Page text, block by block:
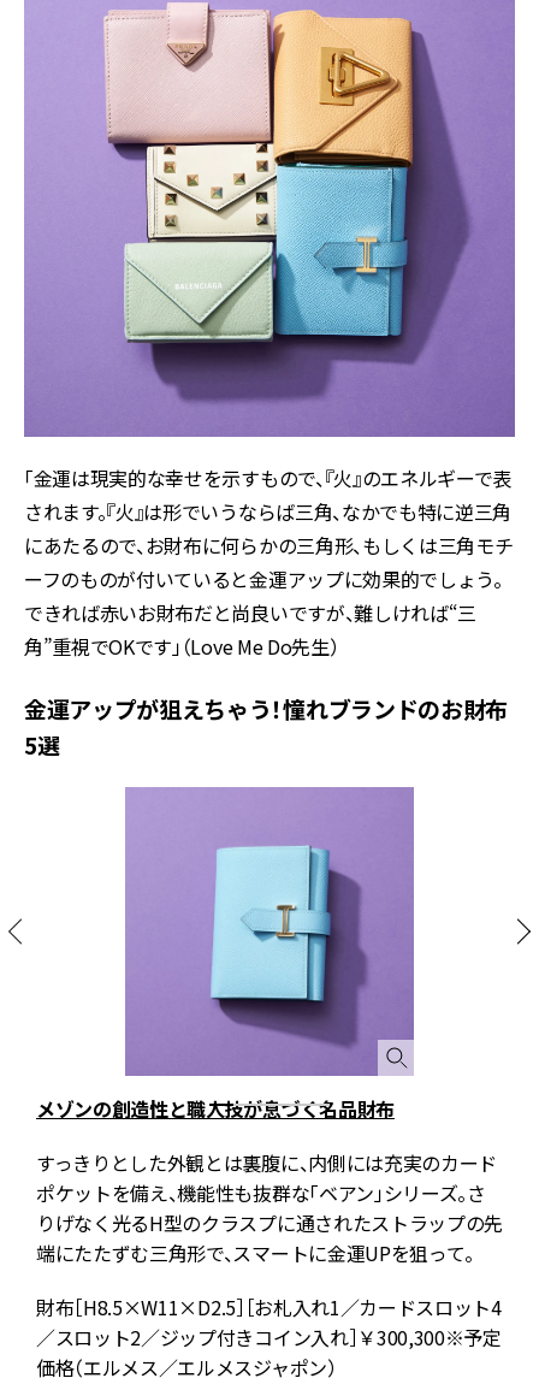
「金運は現実的な幸せを示すもので、『火』のエネルギーで表
されます。『火』は形でいうならば三角、なかでも特に逆三角
にあたるので、お財布に何らかの三角形、もしくは三角モチ
ーフのものが付いていると金運アップに効果的でしょう。
できれば赤いお財布だと尚良いですが、難しければ“三
角”重視でOKです」（Love Me Do先生）
金運アップが狙えちゃう！憧れブランドのお財布
5選
メゾンの創造性と職人技が息づく名品財布
すっきりとした外観とは裏腹に、内側には充実のカード
ポケットを備え、機能性も抜群な「ベアン」シリーズ。さ
りげなく光るH型のクラスプに通されたストラップの先
端にたたずむ三角形で、スマートに金運UPを狙って。
財布［H8.5×W11×D2.5］［お札入れ1／カードスロット4
／スロット2／ジップ付きコイン入れ］￥300,300※予定
価格（エルメス／エルメスジャポン）